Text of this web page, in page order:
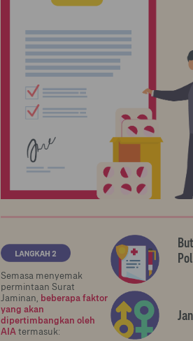
Semasa menyemak
permintaan Surat
Jaminan, beberapa faktor
yang akan
dipertimbangkan oleh
AIAtermasuk: